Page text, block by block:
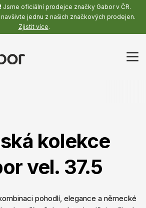
Jsme oficiální prodejce značky Gabor v ČR.
jednu z našich značkových prodejen.
Zjistit více.
kolekce
vel. 37.5
pohodlí, elegance a německé